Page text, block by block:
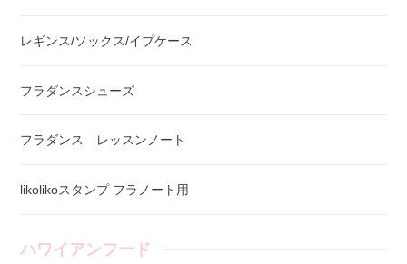
レギンス/ソックス/イプケース
フラダンスシューズ
フラダンス レッスンノート
likolikoスタンプ フラノート用
ハワイアンフード